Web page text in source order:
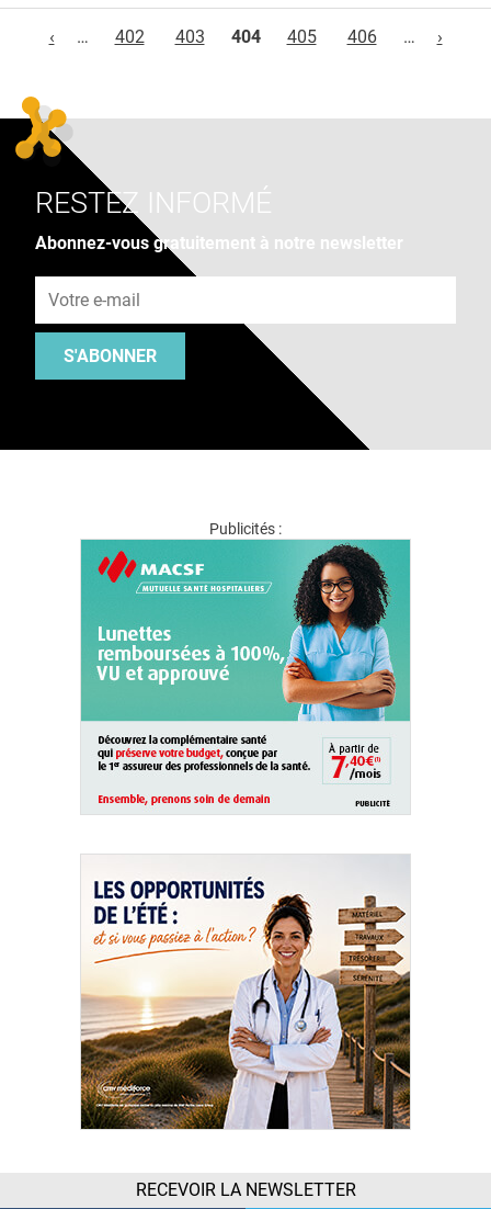
‹
… 402 403 404 405 406 … ›
RESTEZ INFORMÉ
Abonnez-vous gratuitement à notre newsletter
S'ABONNER
Publicités :
RECEVOIR LA NEWSLETTER